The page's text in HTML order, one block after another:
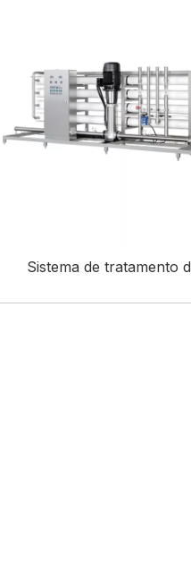
Sistema de tratamento